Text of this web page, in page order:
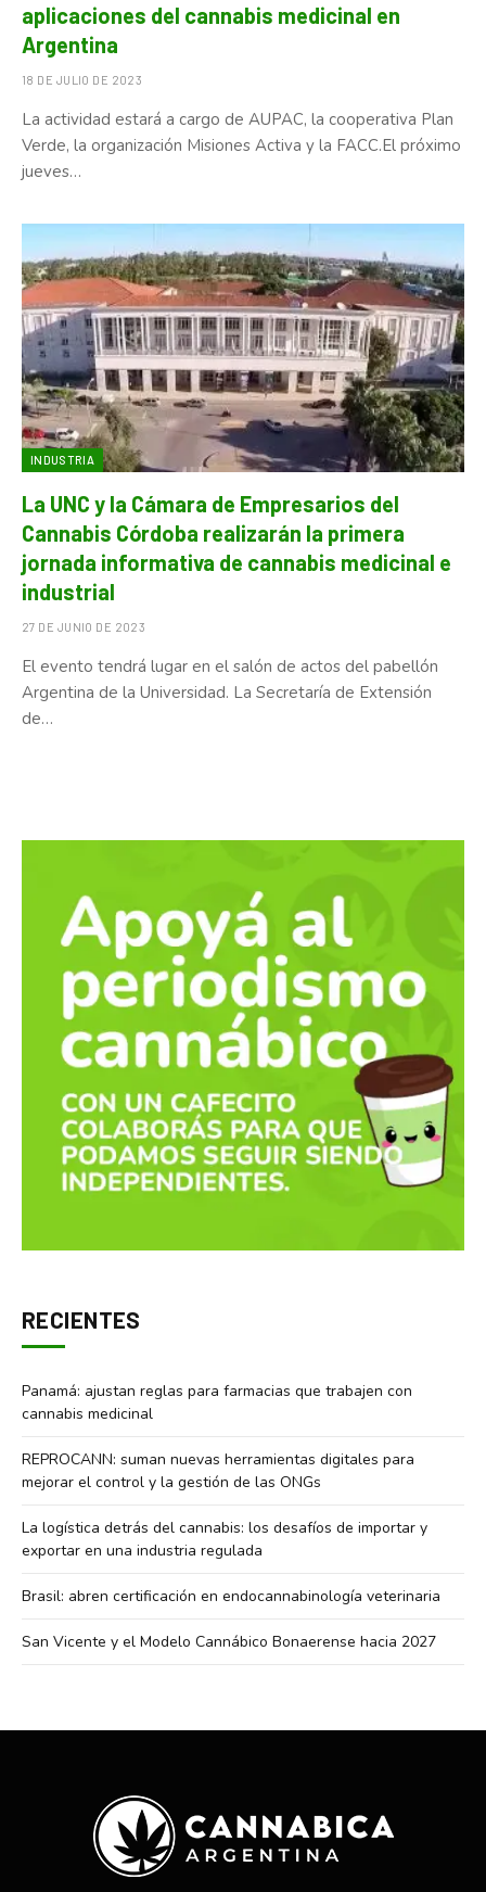
aplicaciones del cannabis medicinal en
Argentina
18 DE JULIO DE 2023
La actividad estará a cargo de AUPAC, la cooperativa Plan
Verde, la organización Misiones Activa y la FACC.El próximo
jueves…
INDUSTRIA
La UNC y la Cámara de Empresarios del
Cannabis Córdoba realizarán la primera
jornada informativa de cannabis medicinal e
industrial
27 DE JUNIO DE 2023
El evento tendrá lugar en el salón de actos del pabellón
Argentina de la Universidad. La Secretaría de Extensión
de…
RECIENTES
Panamá: ajustan reglas para farmacias que trabajen con
cannabis medicinal
REPROCANN: suman nuevas herramientas digitales para
mejorar el control y la gestión de las ONGs
La logística detrás del cannabis: los desafíos de importar y
exportar en una industria regulada
Brasil: abren certificación en endocannabinología veterinaria
San Vicente y el Modelo Cannábico Bonaerense hacia 2027